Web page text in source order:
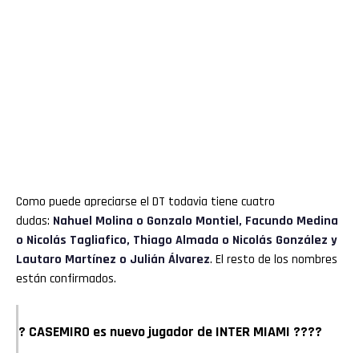
Como puede apreciarse el DT todavia tiene cuatro
dudas: Nahuel Molina o Gonzalo Montiel, Facundo Medina
o Nicolás Tagliafico, Thiago Almada o Nicolás González y
Lautaro Martínez o Julián Álvarez. El resto de los nombres
están confirmados.
? CASEMIRO es nuevo jugador de INTER MIAMI ????